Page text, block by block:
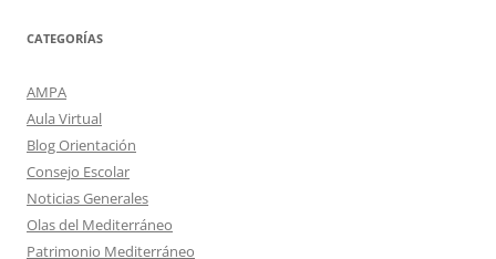
CATEGORÍAS
AMPA
Aula Virtual
Blog Orientación
Consejo Escolar
Noticias Generales
Olas del Mediterráneo
Patrimonio Mediterráneo